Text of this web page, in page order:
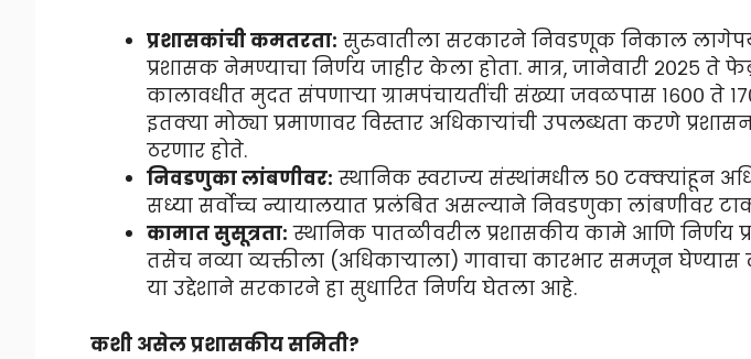
प्रशासकांची कमतरता: सुरुवातीला सरकारने निवडणूक निकाल
प्रशासक नेमण्याचा निर्णय जाहीर केला होता. मात्र, जानेवारी २०२५ ते
कालावधीत मुदत संपणाऱ्या ग्रामपंचायतींची संख्या जवळपास १६०० ते
इतक्या मोठ्या प्रमाणावर विस्तार अधिकाऱ्यांची उपलब्धता करणे
ठरणार होते.
निवडणुका लांबणीवर: स्थानिक स्वराज्य संस्थांमधील ५० टक्क्यांहून
सध्या सर्वोच्च न्यायालयात प्रलंबित असल्याने निवडणुका लांबणीवर
कामात सुसूत्रता: स्थानिक पातळीवरील प्रशासकीय कामे आणि निर्णय
तसेच नव्या व्यक्तीला (अधिकाऱ्याला) गावाचा कारभार समजून घेण्यास
या उद्देशाने सरकारने हा सुधारित निर्णय घेतला आहे.
कशी असेल प्रशासकीय समिती?